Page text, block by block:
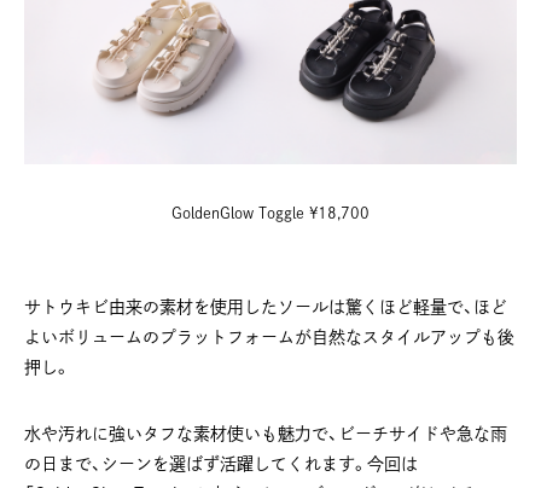
GoldenGlow Toggle ¥18,700
サトウキビ由来の素材を使用したソールは驚くほど軽量で、ほど
よいボリュームのプラットフォームが自然なスタイルアップも後
押し。
水や汚れに強いタフな素材使いも魅力で、ビーチサイドや急な雨
の日まで、シーンを選ばず活躍してくれます。今回は